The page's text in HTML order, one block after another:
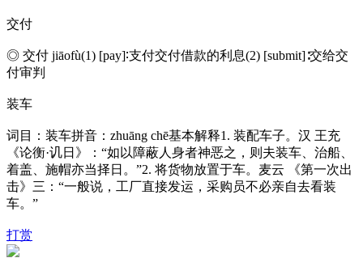
交付
◎ 交付 jiāofù(1) [pay]∶支付交付借款的利息(2) [submit]∶交给交
付审判
装车
词目：装车拼音：zhuāng chē基本解释1. 装配车子。汉 王充
《论衡·讥日》：“如以障蔽人身者神恶之，则夫装车、治船、
着盖、施帽亦当择日。”2. 将货物放置于车。麦云 《第一次出
击》三：“一般说，工厂直接发运，采购员不必亲自去看装
车。”
打赏